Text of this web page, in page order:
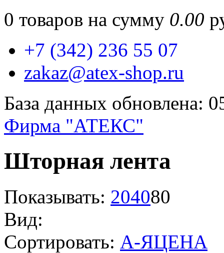
0 товаров на сумму 0.00
+7 (342) 236 55 07
zakaz@atex-shop.ru
База данных обновлена:
Фирма "АТЕКС"
Шторная лента
Показывать: 204080
Вид:
Сортировать: А-ЯЦЕНА